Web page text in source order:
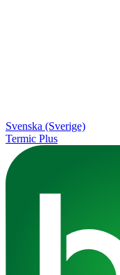
Svenska (Sverige)
Termic Plus